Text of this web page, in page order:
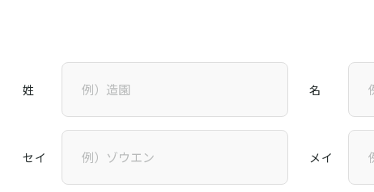
姓 名
セイ メイ